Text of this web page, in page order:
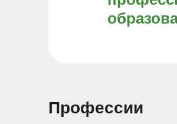
Профессии